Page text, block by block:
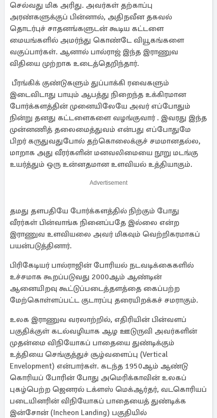
செல்வது மிக அரிது. அவர்கள் தற்காப்பு
அரண்களுக்குப் பின்னால், அதிநவீன தகவல்
தொடர்புச் சாதனங்களுடன் கூடிய கட்டளை
மையங்களில் அமர்ந்து கொண்டே வியூகங்களை
வகுப்பார்கள். ஆனால் பால்ராஜ் இந்த இராணுவ
விதியை முற்றாக உடைத்தெறிந்தார்.
பீரங்கிக் குண்டுகளும் துப்பாக்கி ரவைகளும்
இடைவிடாது பாயும் ஆபத்து நிறைந்த உக்கிரமான
போர்க்களத்தின் முனையிலேயே அவர் எப்போதும்
நின்று தனது கட்டளைகளை வழங்குவார் . இவரது இந்த
முன்னணித் தலைமைத்துவம் என்பது எப்போதுமே
பிறர் கருதுவதுபோல் தற்கொலைக்குச் சமமானதல்ல,
மாறாக அது வீரர்களின் மனவலிமையை நூறு மடங்கு
உயர்த்தும் ஒரு உன்னதமான உளவியல் உத்தியாகும்.
Advertisement
தமது தளபதியே போர்க்களத்தில் நிற்கும் போது
வீரர்கள் பின்வாங்க நினைப்பதே இல்லை என்ற
இராணுவ உளவியலை அவர் மிகவும் வெற்றிகரமாகப்
பயன்படுத்தினார்.
பிரிகேடியர் பால்ராஜின் போரியல் நடவடிக்கைகளில்
உச்சமாக கூறப்படுவது 2000ஆம் ஆண்டின்
ஆனையிறவு கூட்டுப்படைத்தளத்தை கைப்பற்ற
மேற்கொள்ளப்பட்ட குடாரப்பு தரையிறக்கச் சமராகும்.
உலக இராணுவ வரலாற்றில், எதிரியின் பின்வளப்
பகுதிக்குள் கடல்வழியாக ஆழ ஊடுருவி அவர்களின்
முதன்மை விநியோகப் பாதையை துண்டிக்கும்
உத்தியை செங்குத்துச் சூழ்வளைப்பு (Vertical
Envelopment) என்பார்கள். கடந்த 1950ஆம் ஆண்டு
கொரியப் போரின் போது அமெரிக்காவின் உலகப்
புகழ்பெற்ற ஜெனரல் டக்ளஸ் மெக்ஆர்தர், வடகொரியப்
படையினரின் விநியோகப் பாதையைத் துண்டிக்க
இன்சோன் (Incheon Landing) பகுதியில்